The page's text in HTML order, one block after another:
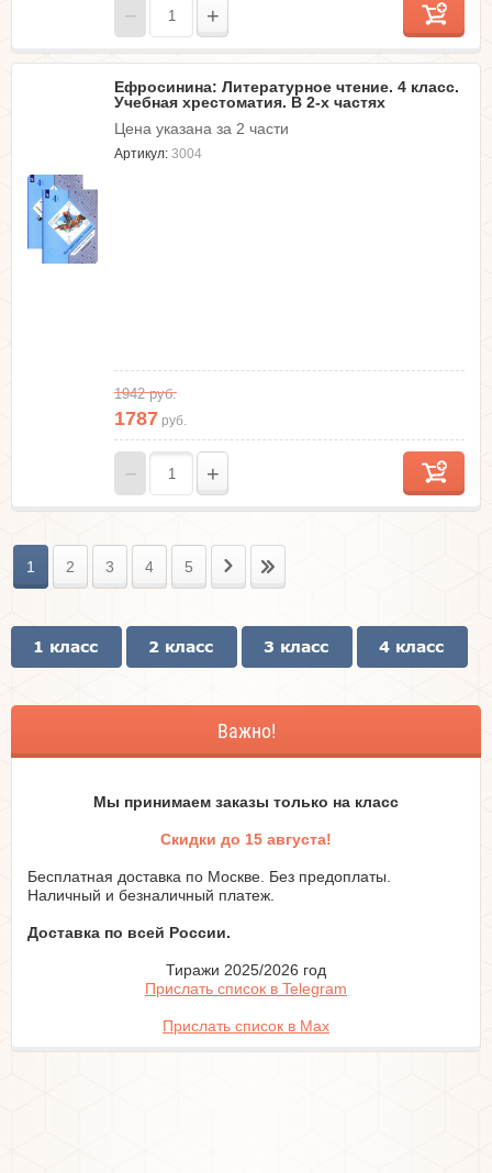
− +
Ефросинина: Литературное чтение. 4 класс.
Учебная хрестоматия. В 2-х частях
Цена указана за 2 части
Артикул: 3004
1942руб.
1787 руб.
− +
1 2 3 4 5
Важно!
Мы принимаем заказы только на класc
Скидки до 15 августа!
Бесплатная доставка по Москве. Без предоплаты.
Наличный и безналичный платеж.
Доставка по всей России.
Тиражи 2025/2026 год
Прислать список в Telegram
Прислать список в Max